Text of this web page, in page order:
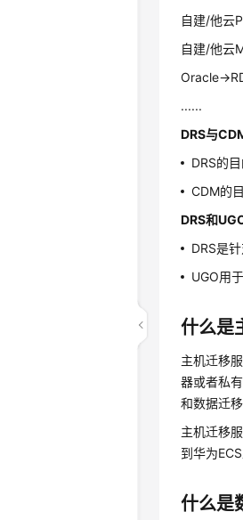
自建/他云
自建/他云
Oracle-
......
DRS与
DRS的
CDM的
DRS和
DRS是
UGO用
什么是
主机迁移
器或者私
和数据迁
主机迁移
到华为ECS
什么是